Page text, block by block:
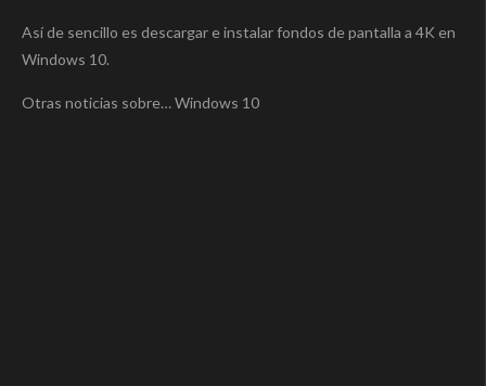
Así de sencillo es descargar e instalar fondos de pantalla a 4K en
Windows 10.
Otras noticias sobre… Windows 10